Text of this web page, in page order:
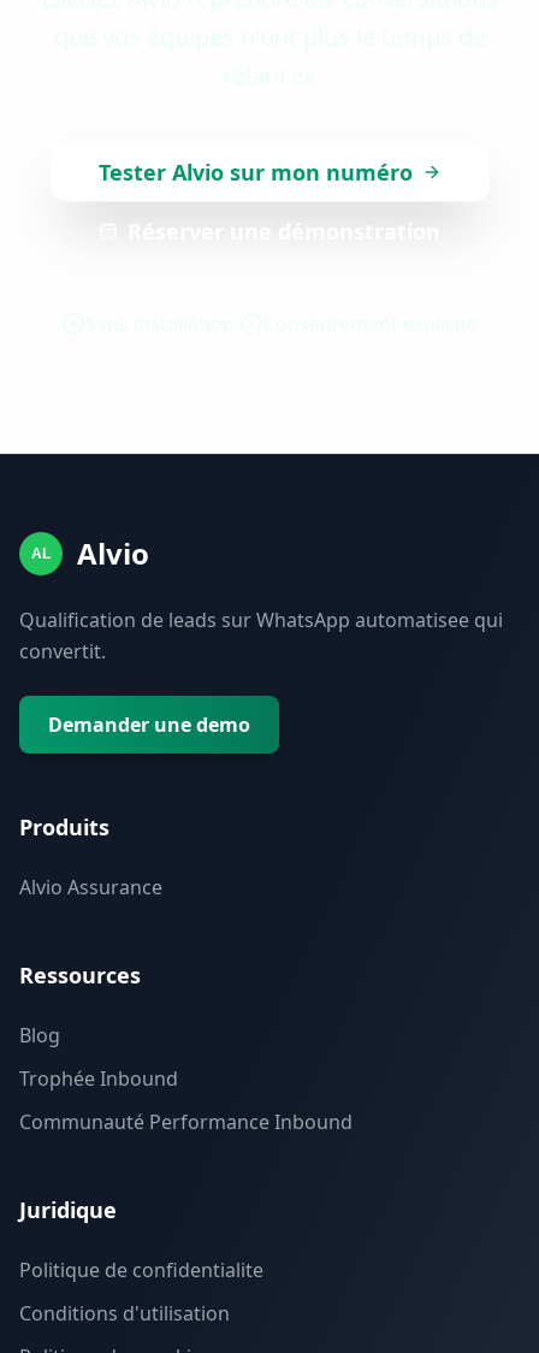
Tester Alvio sur mon numéro
AL Alvio
Qualification de leads sur WhatsApp automatisee qui
convertit.
Demander une demo
Produits
Alvio Assurance
Ressources
Blog
Trophée Inbound
Communauté Performance Inbound
Juridique
Politique de confidentialite
Conditions d'utilisation